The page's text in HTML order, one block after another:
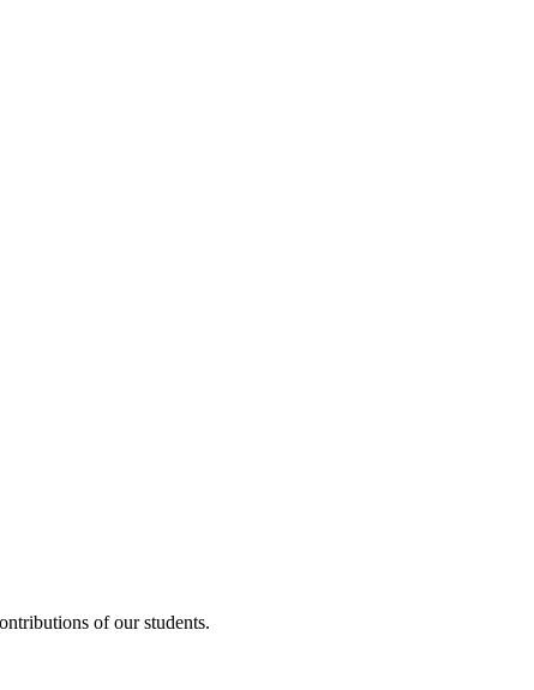
of our students.